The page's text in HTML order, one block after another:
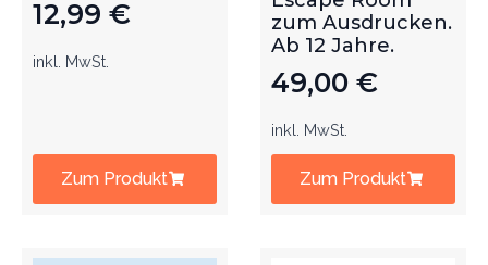
12,99 €
inkl. MwSt.
Zum Produkt
zum Ausdrucken.
Ab 12 Jahre.
49,00 €
inkl. MwSt.
Zum Produkt